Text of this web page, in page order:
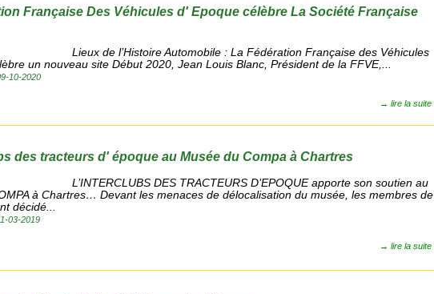
Française Des Véhicules d' Epoque célèbre La Société Française
Lieux de l’Histoire Automobile : La Fédération Française des Véhicules
un nouveau site Début 2020, Jean Louis Blanc, Président de la FFVE,...
10-2020
→lire la suite
des tracteurs d' époque au Musée du Compa à Chartres
L’INTERCLUBS DES TRACTEURS D’EPOQUE apporte son soutien au
à Chartres… Devant les menaces de délocalisation du musée, les membres de
décidé...
03-2019
→lire la suite